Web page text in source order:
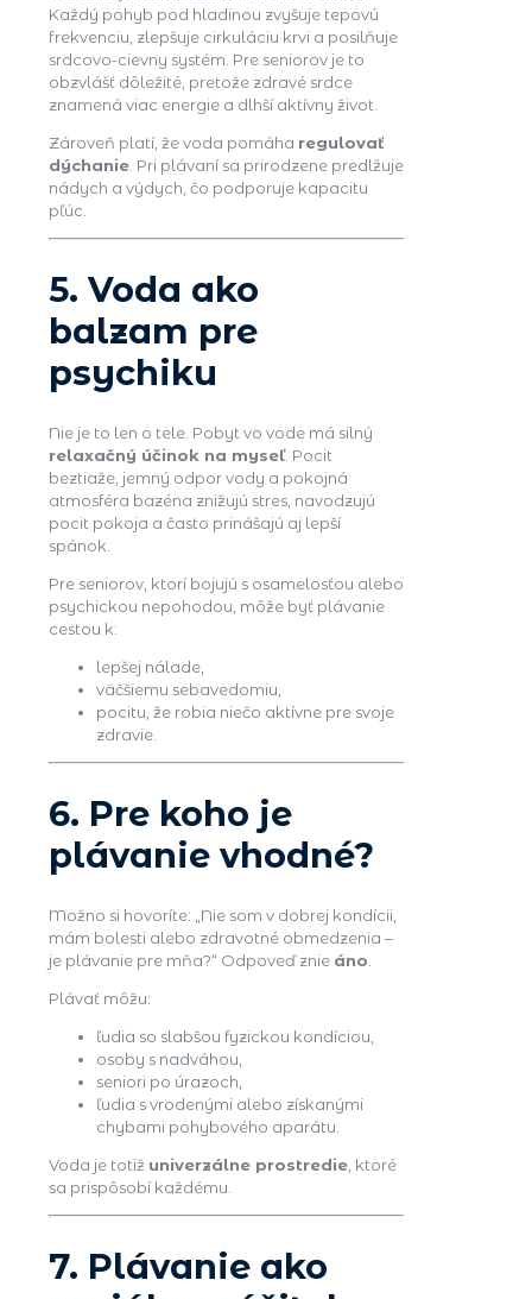
Každý pohyb pod hladinou zvyšuje tepovú
frekvenciu, zlepšuje cirkuláciu krvi a posilňuje
srdcovo-cievny systém. Pre seniorov je to
obzvlášť dôležité, pretože zdravé srdce
znamená viac energie a dlhší aktívny život.
Zároveň platí, že voda pomáha regulovať
dýchanie . Pri plávaní sa prirodzene predlžuje
nádych a výdych, čo podporuje kapacitu
pľúc.
5. Voda ako
balzam pre
psychiku
Nie je to len o tele. Pobyt vo vode má silný
relaxačný účinok na myseľ. Pocit
beztiaže, jemný odpor vody a pokojná
atmosféra bazéna znižujú stres, navodzujú
pocit pokoja a často prinášajú aj lepší
spánok.
Pre seniorov, ktorí bojujú s osamelosťou alebo
psychickou nepohodou, môže byť plávanie
cestou k:
lepšej nálade,
väčšiemu sebavedomiu,
pocitu, že robia niečo aktívne pre svoje
zdravie.
6. Pre koho je
plávanie vhodné?
Možno si hovoríte: „Nie som v dobrej kondícii,
mám bolesti alebo zdravotné obmedzenia –
je plávanie pre mňa?“ Odpoveď znie áno
Plávať môžu:
ľudia so slabšou fyzickou kondíciou,
osoby s nadváhou,
seniori po úrazoch,
ľudia s vrodenými alebo získanými
chybami pohybového aparátu.
Voda je totiž univerzálne prostredie , ktoré
sa prispôsobí každému.
7. Plávanie ako